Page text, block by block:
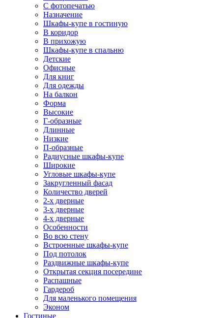
С фотопечатью
Назначение
Шкафы-купе в гостиную
В коридор
В прихожую
Шкафы-купе в спальню
Детские
Офисные
Для книг
Для одежды
На балкон
Форма
Высокие
Г-образные
Длинные
Низкие
П-образные
Радиусные шкафы-купе
Широкие
Угловые шкафы-купе
Закругленный фасад
Количество дверей
2-х дверные
3-х дверные
4-х дверные
Особенности
Во всю стену
Встроенные шкафы-купе
Под потолок
Раздвижные шкафы-купе
Открытая секция посередине
Распашные
Гардероб
Для маленького помещения
Эконом
Гостиные